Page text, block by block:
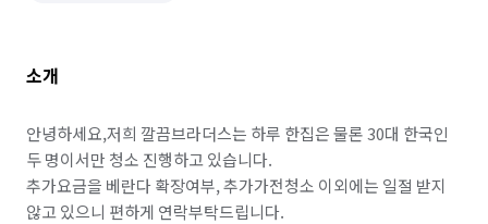
소개
안녕하세요,저희 깔끔브라더스는 하루 한집은 물론 30대 한국인
두 명이서만 청소 진행하고 있습니다.
추가요금을 베란다 확장여부, 추가가전청소 이외에는 일절 받지
않고 있으니 편하게 연락부탁드립니다.